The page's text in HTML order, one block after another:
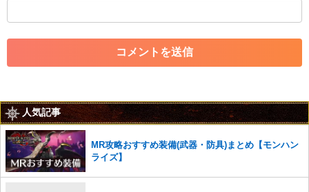
・アカウントの売買など金銭が絡む内容の投稿
・各ゲームのネタバレを含む内容の投稿
・その他、管理者が不適切と判断した投稿
コメントの削除を申請する※投稿内容を確認後、順次対応さ
せていただきます。ご了承ください。
※一度削除したコメントは復元ができませんのでご注意くだ
さい。
人気記事
MR攻略おすすめ装備(武器・防具)まとめ【モンハン
ライズ】